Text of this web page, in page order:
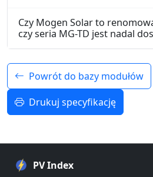
Czy Mogen Solar to
czy seria MG-TD jest nadal
Powrót do bazy modułów
Drukuj specyfikację
PV Index